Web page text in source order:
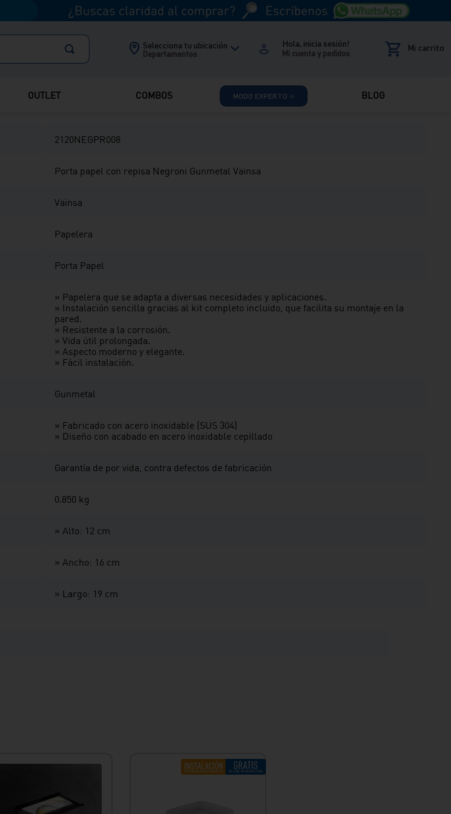
Selecciona tu ubicación
Departamentos
Hola, inicia sesión!
OUTLET COMBOS MODO EXPERTO ⭐ BLOG
Comparte
Reseñas
2120NEGPR008
Porta papel con repisa Negroni Gunmetal Vainsa
Vainsa
Papelera
Porta Papel
» Papelera que se adapta a diversas necesidades y aplicaciones.
» Instalación sencilla gracias al kit completo incluido, que facilita su montaje en la
pared.
» Resistente a la corrosión.
» Vida útil prolongada.
» Aspecto moderno y elegante.
» Fácil instalación.
Gunmetal
» Fabricado con acero inoxidable (SUS 304)
» Diseño con acabado en acero inoxidable cepillado
Garantía de por vida, contra defectos de fabricación
0.850 kg
» Alto: 12 cm
» Ancho: 16 cm
» Largo: 19 cm